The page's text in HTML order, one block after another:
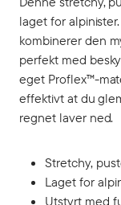
laget for
kombinerer den
perfekt med
eget Proflex™-
effektivt at du
regnet laver ned.
Stretchy,
Laget for
Utstyrt med